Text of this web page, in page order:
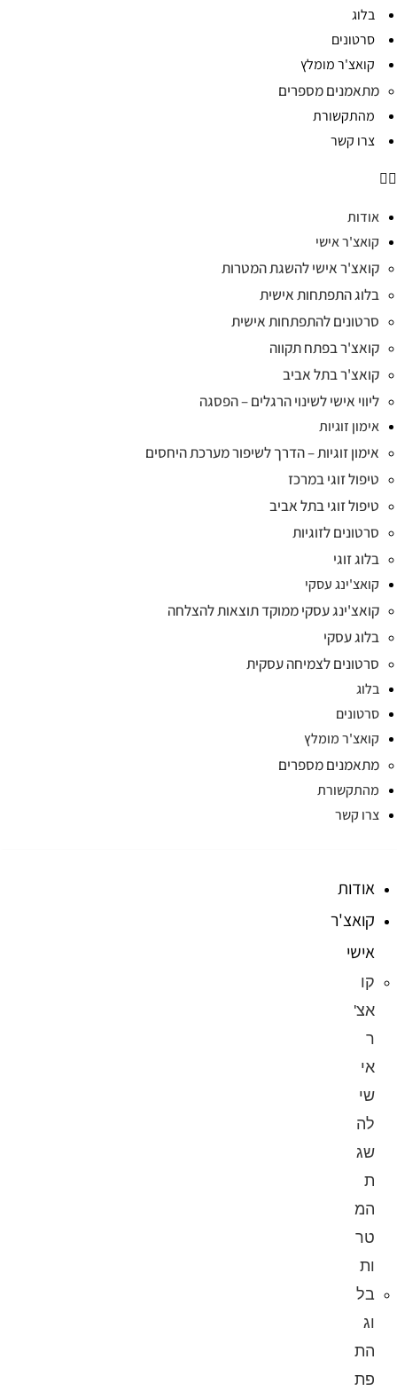
בלוג
סרטונים
קואצ'ר מומלץ
מתאמנים מספרים
מהתקשורת
צרו קשר
אודות
קואצ'ר אישי
קואצ'ר אישי להשגת המטרות
בלוג התפתחות אישית
סרטונים להתפתחות אישית
קואצ'ר בפתח תקווה
קואצ'ר בתל אביב
ליווי אישי לשינוי הרגלים – הפסגה
אימון זוגיות
אימון זוגיות – הדרך לשיפור מערכת היחסים
טיפול זוגי במרכז
טיפול זוגי בתל אביב
סרטונים לזוגיות
בלוג זוגי
קואצ'ינג עסקי
קואצ'ינג עסקי ממוקד תוצאות להצלחה
בלוג עסקי
סרטונים לצמיחה עסקית
בלוג
סרטונים
קואצ'ר מומלץ
מתאמנים מספרים
מהתקשורת
צרו קשר
אודות
קואצ'ר
אישי
קו
אצ'
ר
אי
שי
לה
שג
ת
המ
טר
ות
בל
וג
הת
פת